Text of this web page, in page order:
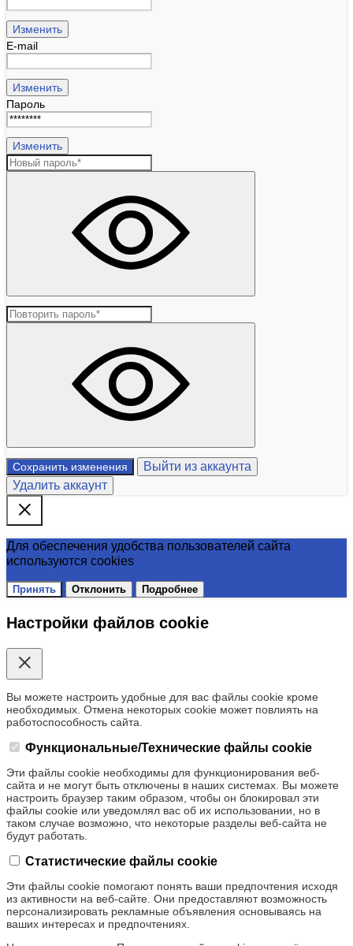
Изменить
E-mail
Изменить
Пароль
Изменить
Сохранить изменения
Выйти из аккаунта
Удалить аккаунт
Для обеспечения удобства пользователей сайта
используются cookies
Принять Отклонить Подробнее
Настройки файлов cookie
Вы можете настроить удобные для вас файлы cookie кроме
необходимых. Отмена некоторых cookie может повлиять на
работоспособность сайта.
Функциональные/Технические файлы cookie
Эти файлы cookie необходимы для функционирования веб-
сайта и не могут быть отключены в наших системах. Вы можете
настроить браузер таким образом, чтобы он блокировал эти
файлы cookie или уведомлял вас об их использовании, но в
таком случае возможно, что некоторые разделы веб-сайта не
будут работать.
Статистические файлы cookie
Эти файлы cookie помогают понять ваши предпочтения исходя
из активности на веб-сайте. Они предоставляют возможность
персонализировать рекламные объявления основываясь на
ваших интересах и предпочтениях.